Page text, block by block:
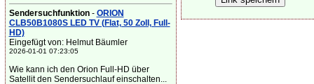
Sendersuchfunktion- ORION
CLB50B1080S LED TV (Flat, 50 Zoll, Full-
HD)
Eingefügt von: Helmut Bäumler
2026-01-01 07:23:05
Wie kann ich den Orion Full-HD über
Satellit den Sendersuchlauf einschalten...